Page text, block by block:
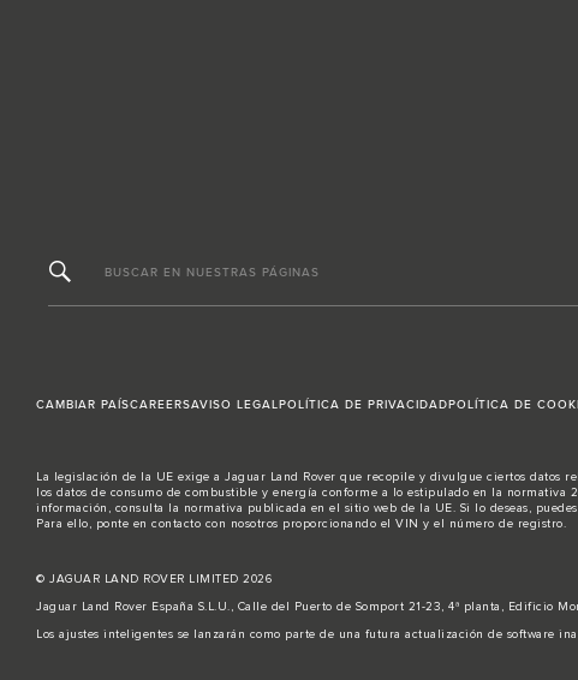
BUSCAR EN NUESTRAS PÁGINAS
CAMBIAR PAÍSCAREERSAVISO LEGALPOLÍTICA DE PRIVACIDADPOLÍTICA DE
La legislación de la UE exige a Jaguar Land Rover que recopile y divulgue ciertos datos
los datos de consumo de combustible y energía conforme a lo estipulado en la
información, consulta la normativa publicada en el sitio web de la UE. Si lo deseas,
Para ello, ponte en contacto con nosotros proporcionando el VIN y el número de registro.
© JAGUAR LAND ROVER LIMITED 2026
Jaguar Land Rover España S.L.U., Calle del Puerto de Somport 21-23, 4ª planta, Edificio
Los ajustes inteligentes se lanzarán como parte de una futura actualización de software